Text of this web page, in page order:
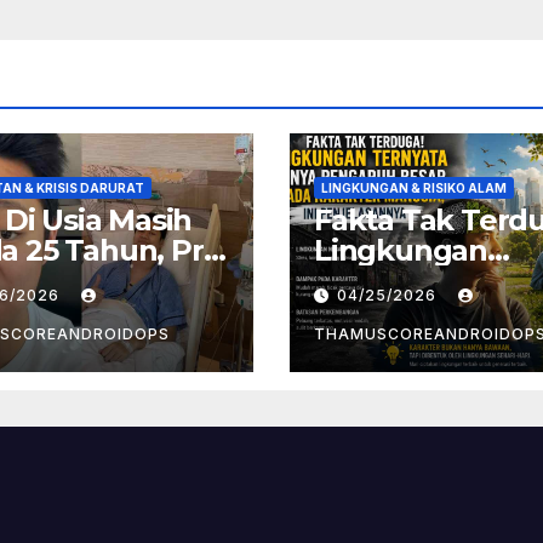
& KRISIS DARURAT
Usia Masih
25 Tahun, Pria
Divonis
Limfoma, Ini
2026
LINGKUNGAN & RISIKO ALAM
Fakta Tak
Lingkungan
Ternyata Punya
Pengaruh
Pada Karakter
Manusia, Ini
04/25/2026